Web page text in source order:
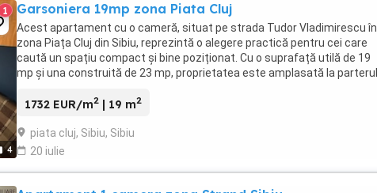
4
1 Garsoniera 19mp zona Piata Cluj
Acest apartament cu o cameră, situat pe strada Tudor Vladimirescu în
zona Piața Cluj din Sibiu, reprezintă o alegere practică pentru cei care
caută un spațiu compact și bine poziționat. Cu o suprafață utilă de 19
mp și una construită de 23 mp, proprietatea este amplasată la parterul
1732 EUR/m2 | 19 m2
piata cluj, Sibiu, Sibiu
20 iulie